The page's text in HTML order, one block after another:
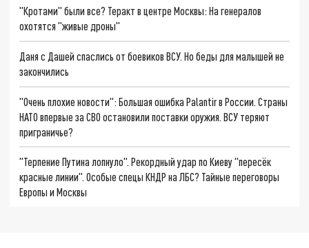
"Кротами" были все? Теракт в центре Москвы: На генералов
охотятся "живые дроны"
Даня с Дашей спаслись от боевиков ВСУ. Но беды для малышей не
закончились
"Очень плохие новости": Большая ошибка Palantir в России. Страны
НАТО впервые за СВО остановили поставки оружия. ВСУ теряют
приграничье?
"Терпение Путина лопнуло". Рекордный удар по Киеву "пересёк
красные линии". Особые спецы КНДР на ЛБС? Тайные переговоры
Европы и Москвы